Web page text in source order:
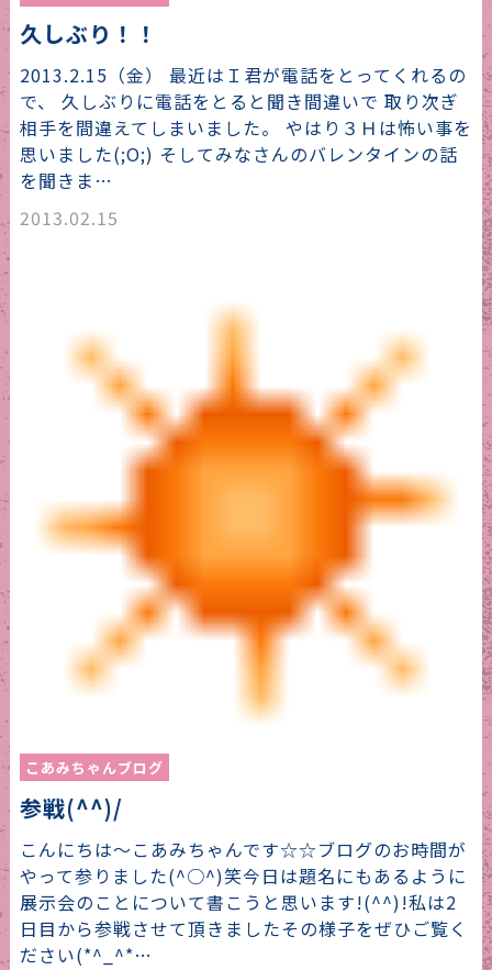
久しぶり！！
2013.2.15（金） 最近はＩ君が電話をとってくれるの
で、 久しぶりに電話をとると聞き間違いで 取り次ぎ
相手を間違えてしまいました。 やはり３Ｈは怖い事を
思いました(;O;) そしてみなさんのバレンタインの話
を聞きま…
2013.02.15
こあみちゃんブログ
参戦(^^)/
こんにちは～こあみちゃんです☆☆ブログのお時間が
やって参りました(^○^)笑今日は題名にもあるように
展示会のことについて書こうと思います!(^^)!私は2
日目から参戦させて頂きましたその様子をぜひご覧く
ださい(*^_^*…